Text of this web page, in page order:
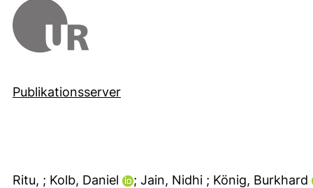
Publikationsserver
Ritu, ; Kolb, Daniel ; Jain, Nidhi ; König, Burkhard